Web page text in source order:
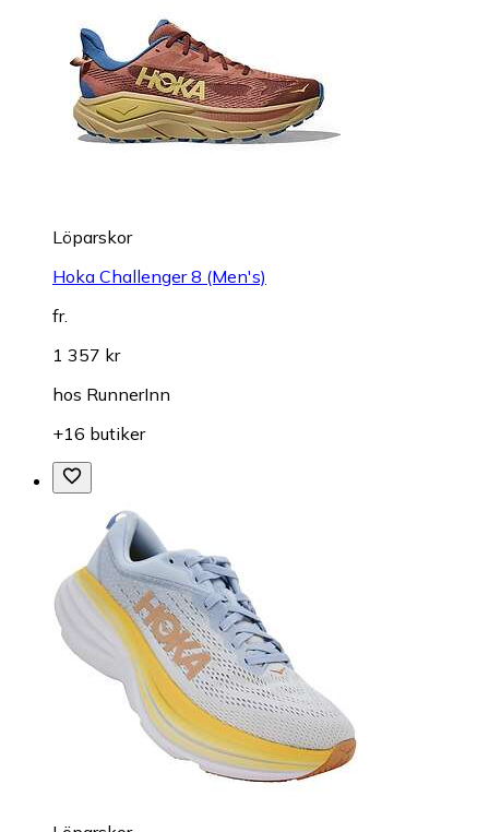
Löparskor
Hoka Challenger 8 (Men's)
fr.
1 357 kr
hos RunnerInn
+16 butiker